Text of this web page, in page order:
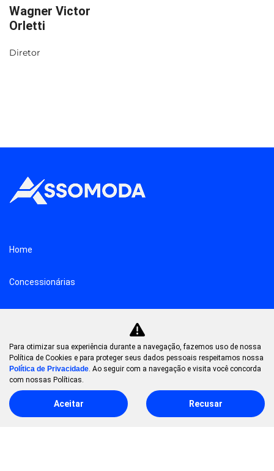
Wagner Victor
Orletti
Diretor
Home
Concessionárias
Quem somos
Institucional
Para otimizar sua experiência durante a navegação, fazemos uso de nossa
Política de Cookies e para proteger seus dados pessoais respeitamos nossa
Política de Privacidade. Ao seguir com a navegação e visita você concorda
com nossas Políticas.
Aceitar Recusar